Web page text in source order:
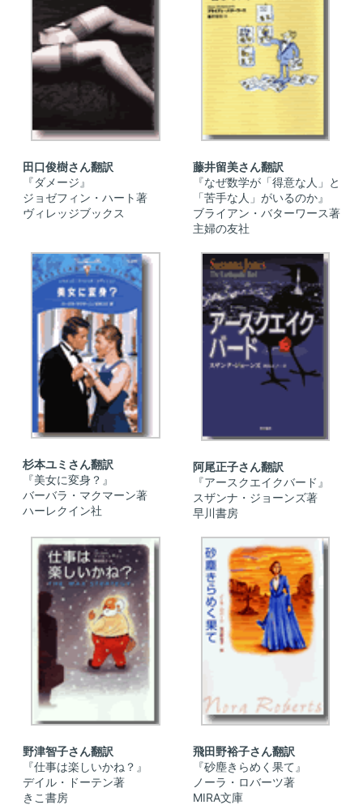
田口俊樹さん翻訳
『ダメージ』
ジョゼフィン・ハート著
ヴィレッジブックス
藤井留美さん翻訳
『なぜ数学が「得意な人」と
「苦手な人」がいるのか』
ブライアン・バターワース著
主婦の友社
杉本ユミさん翻訳
『美女に変身？』
バーバラ・マクマーン著
ハーレクイン社
阿尾正子さん翻訳
『アースクエイクバード』
スザンナ・ジョーンズ著
早川書房
野津智子さん翻訳
『仕事は楽しいかね？』
デイル・ドーテン著
きこ書房
飛田野裕子さん翻訳
『砂塵きらめく果て』
ノーラ・ロバーツ著
MIRA文庫